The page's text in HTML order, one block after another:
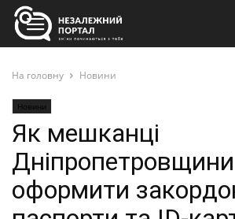
На головну Новини
Новини
Як мешканці
оформити